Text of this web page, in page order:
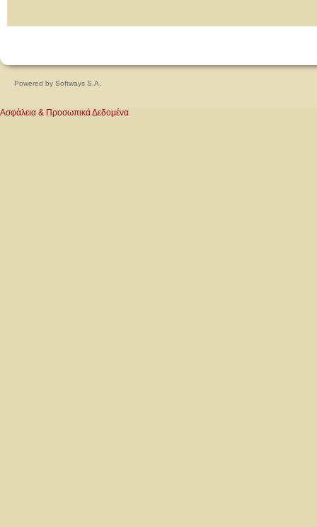
Powered by Softways S.A.
Ασφάλεια & Προσωπικά Δεδομένα